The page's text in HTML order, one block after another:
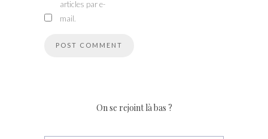
articles par e-
mail.
On se rejoint là bas ?